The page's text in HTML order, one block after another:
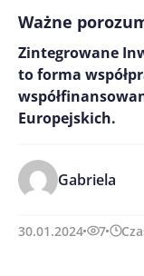
Ważne
Zintegrowane
to forma
Europejskich.
Gabriela
30.01.2024 7